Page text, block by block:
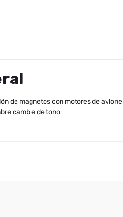
de magnetos con motores de
cambie de tono.